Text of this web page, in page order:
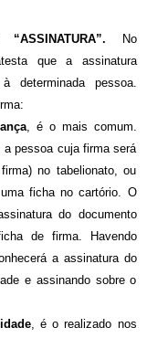
No
que a assinatura
determinada pessoa.
, é o mais comum.
a pessoa cuja firma será
no tabelionato, ou
ficha no cartório. O
do documento
de firma. Havendo
a assinatura do
e assinando sobre o
, é o realizado nos